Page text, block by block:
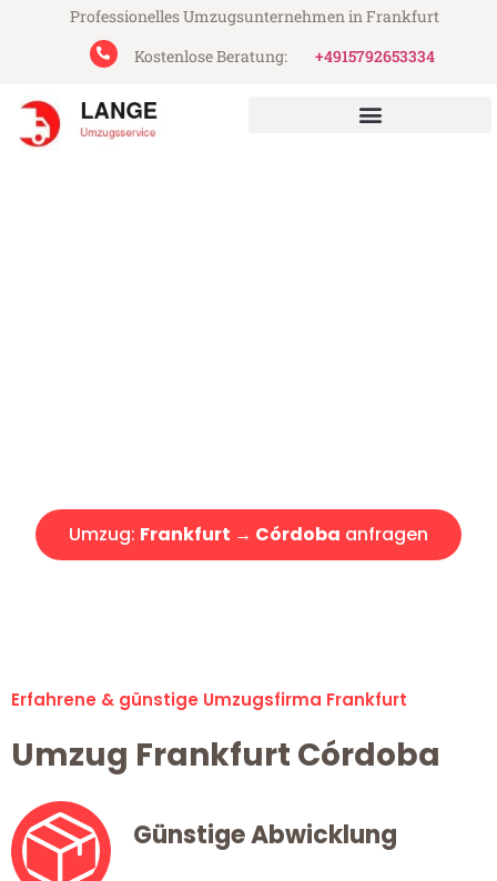
Professionelles Umzugsunternehmen in Frankfurt
Kostenlose Beratung:
+4915792653334
Umzug: Frankfurt → Córdoba anfragen
Erfahrene & günstige Umzugsfirma Frankfurt
Umzug Frankfurt Córdoba
Günstige Abwicklung